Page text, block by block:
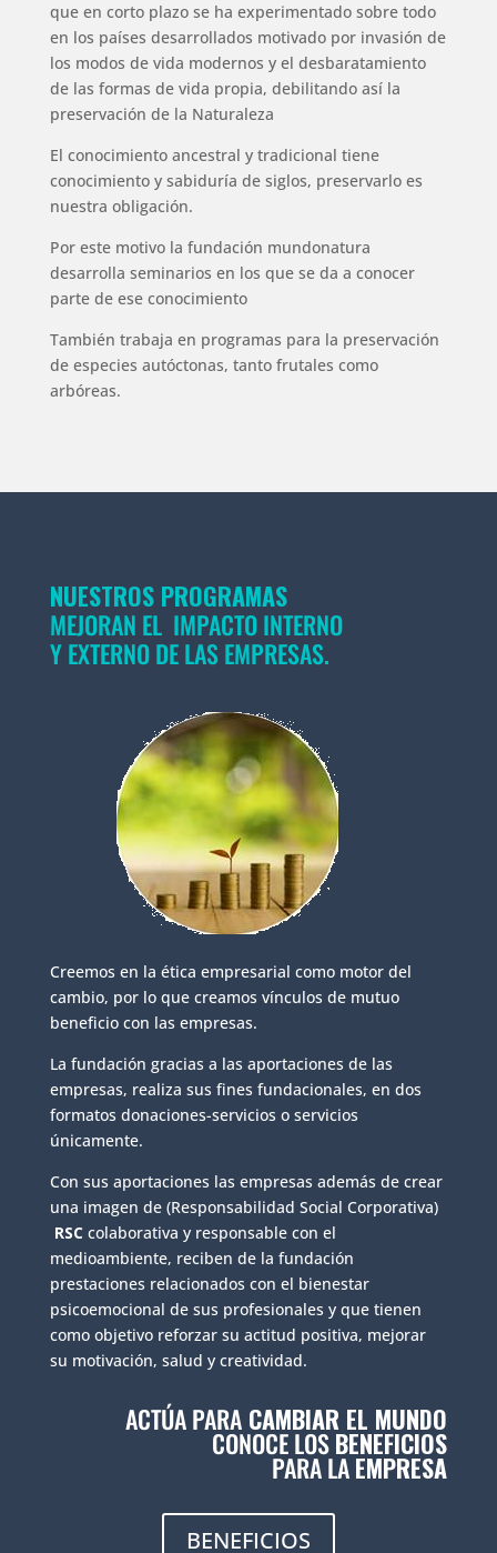
que en corto plazo se ha experimentado sobre todo
en los países desarrollados motivado por invasión de
los modos de vida modernos y el desbaratamiento
de las formas de vida propia, debilitando así la
preservación de la Naturaleza
El conocimiento ancestral y tradicional tiene
conocimiento y sabiduría de siglos, preservarlo es
nuestra obligación.
Por este motivo la fundación mundonatura
desarrolla seminarios en los que se da a conocer
parte de ese conocimiento
También trabaja en programas para la preservación
de especies autóctonas, tanto frutales como
arbóreas.
NUESTROS PROGRAMAS
MEJORAN EL IMPACTO INTERNO
Y EXTERNO DE LAS EMPRESAS.
Creemos en la ética empresarial como motor del
cambio, por lo que creamos vínculos de mutuo
beneficio con las empresas.
La fundación gracias a las aportaciones de las
empresas, realiza sus fines fundacionales, en dos
formatos donaciones-servicios o servicios
únicamente.
Con sus aportaciones las empresas además de crear
una imagen de (Responsabilidad Social Corporativa)
RSCcolaborativa y responsable con el
medioambiente, reciben de la fundación
prestaciones relacionados con el bienestar
psicoemocional de sus profesionales y que tienen
como objetivo reforzar su actitud positiva, mejorar
su motivación, salud y creatividad.
ACTÚA PARA CAMBIAR EL MUNDO
CONOCE LOSBENEFICIOS
PARA LAEMPRESA
BENEFICIOS